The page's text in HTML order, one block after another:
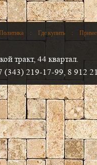
: Где купить :
тракт, 44 квартал.
(343) 219-17-99, 8 912